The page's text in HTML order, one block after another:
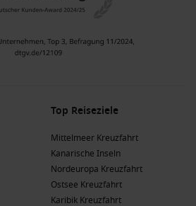
Top Reiseziele
Mittelmeer Kreuzfahrt
Kanarische Inseln
Nordeuropa Kreuzfahrt
Ostsee Kreuzfahrt
Karibik Kreuzfahrt